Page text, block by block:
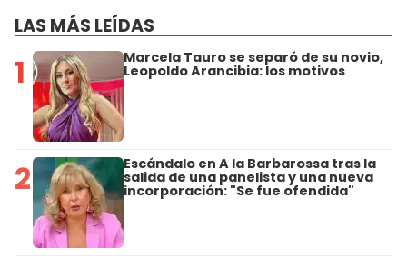
LAS MÁS LEÍDAS
1 Marcela Tauro se separó de su novio,
Leopoldo Arancibia: los motivos
2 Escándalo en A la Barbarossa tras la
salida de una panelista y una nueva
incorporación: "Se fue ofendida"